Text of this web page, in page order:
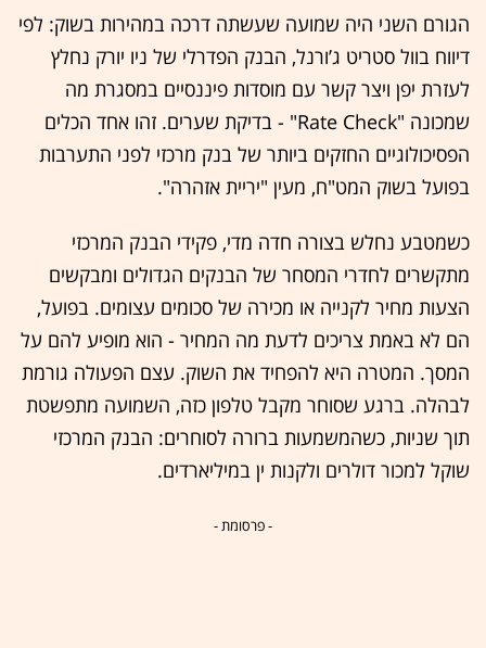
הגורם השני היה שמועה שעשתה דרכה במהירות בשוק: לפי
דיווח בוול סטריט ג’ורנל, הבנק הפדרלי של ניו יורק נחלץ
לעזרת יפן ויצר קשר עם מוסדות פיננסיים במסגרת מה
שמכונה "Rate Check" - בדיקת שערים. זהו אחד הכלים
הפסיכולוגיים החזקים ביותר של בנק מרכזי לפני התערבות
בפועל בשוק המט"ח, מעין "יריית אזהרה".
כשמטבע נחלש בצורה חדה מדי, פקידי הבנק המרכזי
מתקשרים לחדרי המסחר של הבנקים הגדולים ומבקשים
הצעות מחיר לקנייה או מכירה של סכומים עצומים. בפועל,
הם לא באמת צריכים לדעת מה המחיר - הוא מופיע להם על
המסך. המטרה היא להפחיד את השוק. עצם הפעולה גורמת
לבהלה. ברגע שסוחר מקבל טלפון כזה, השמועה מתפשטת
תוך שניות, כשהמשמעות ברורה לסוחרים: הבנק המרכזי
שוקל למכור דולרים ולקנות ין במיליארדים.
- פרסומת -